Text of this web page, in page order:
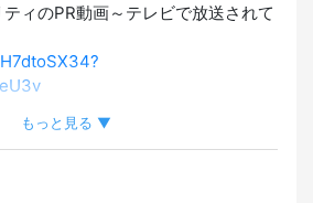
)
日給！
だけ引き出せます。
とれます。
ィのPR動画～テレビで放送されて
などで歩行者や車両を誘導しま
もっと見る ▼